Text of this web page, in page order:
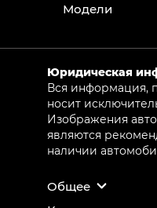
Модели
Юридическая
Вся информация,
носит
Изображения
являются
наличии
Общее